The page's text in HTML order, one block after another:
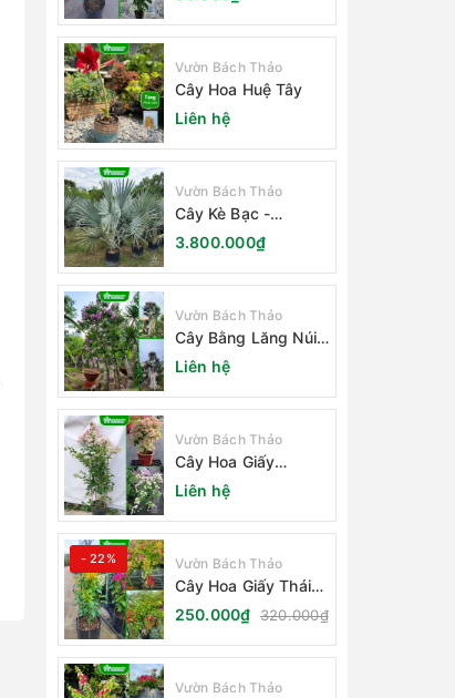
Vườn Bách Thảo
Cây Hoa Huệ Tây
Liên hệ
Vườn Bách Thảo
Cây Kè Bạc -
Smarckia Nobilis
3.800.000₫
Vườn Bách Thảo
Cây Bằng Lăng Núi
(Cây Săng Lẻ)
Liên hệ
Vườn Bách Thảo
Cây Hoa Giấy
Sakura Nhật Bản
Liên hệ
- 22% Vườn Bách Thảo
Cây Hoa Giấy Thái
Lan
250.000₫ 320.000₫
Vườn Bách Thảo